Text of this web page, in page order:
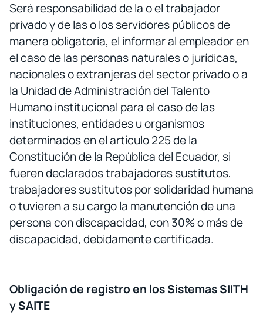
Será responsabilidad de la o el trabajador
privado y de las o los servidores públicos de
manera obligatoria, el informar al empleador en
el caso de las personas naturales o jurídicas,
nacionales o extranjeras del sector privado o a
la Unidad de Administración del Talento
Humano institucional para el caso de las
instituciones, entidades u organismos
determinados en el artículo 225 de la
Constitución de la República del Ecuador, si
fueren declarados trabajadores sustitutos,
trabajadores sustitutos por solidaridad humana
o tuvieren a su cargo la manutención de una
persona con discapacidad, con 30% o más de
discapacidad, debidamente certificada.
Obligación de registro en los Sistemas SIITH
y SAITE